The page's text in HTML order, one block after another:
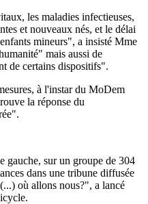
les maladies infectieuses,
et nouveaux nés, et le délai
mineurs", a insisté Mme
mais aussi de
de certains dispositifs".
à l'instar du MoDem
la réponse du
gauche, sur un groupe de 304
dans une tribune diffusée
où allons nous?", a lancé